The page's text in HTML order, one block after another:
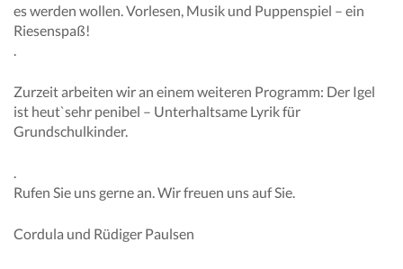
es werden wollen. Vorlesen, Musik und Puppenspiel – ein
Riesenspaß!
Zurzeit arbeiten wir an einem weiteren Programm: Der Igel
ist heut`sehr penibel – Unterhaltsame Lyrik für
Grundschulkinder.
Rufen Sie uns gerne an. Wir freuen uns auf Sie.
Cordula und Rüdiger Paulsen